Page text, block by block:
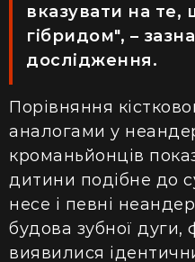
вказувати на те,
гібридом", –
дослідження.
Порівняння
аналогами у
кроманьйонців
дитини подібне до
несе і певні
будова зубної дуги,
виявилися